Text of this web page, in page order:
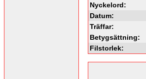
Nyckelord:
Datum:
Träffar:
Betygsättning:
Filstorlek: